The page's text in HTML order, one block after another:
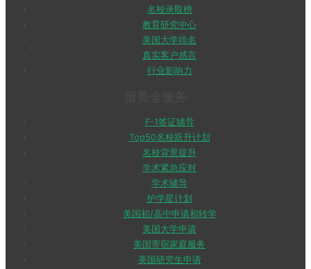
名校录取榜
教育研究中心
美国大学排名
真实客户感言
行业影响力
F-1签证辅导
Top50名校跃升计划
名校背景提升
学术紧急应对
学术辅导
护学星计划
美国初/高中申请和转学
美国大学申请
美国寄宿家庭服务
美国研究生申请